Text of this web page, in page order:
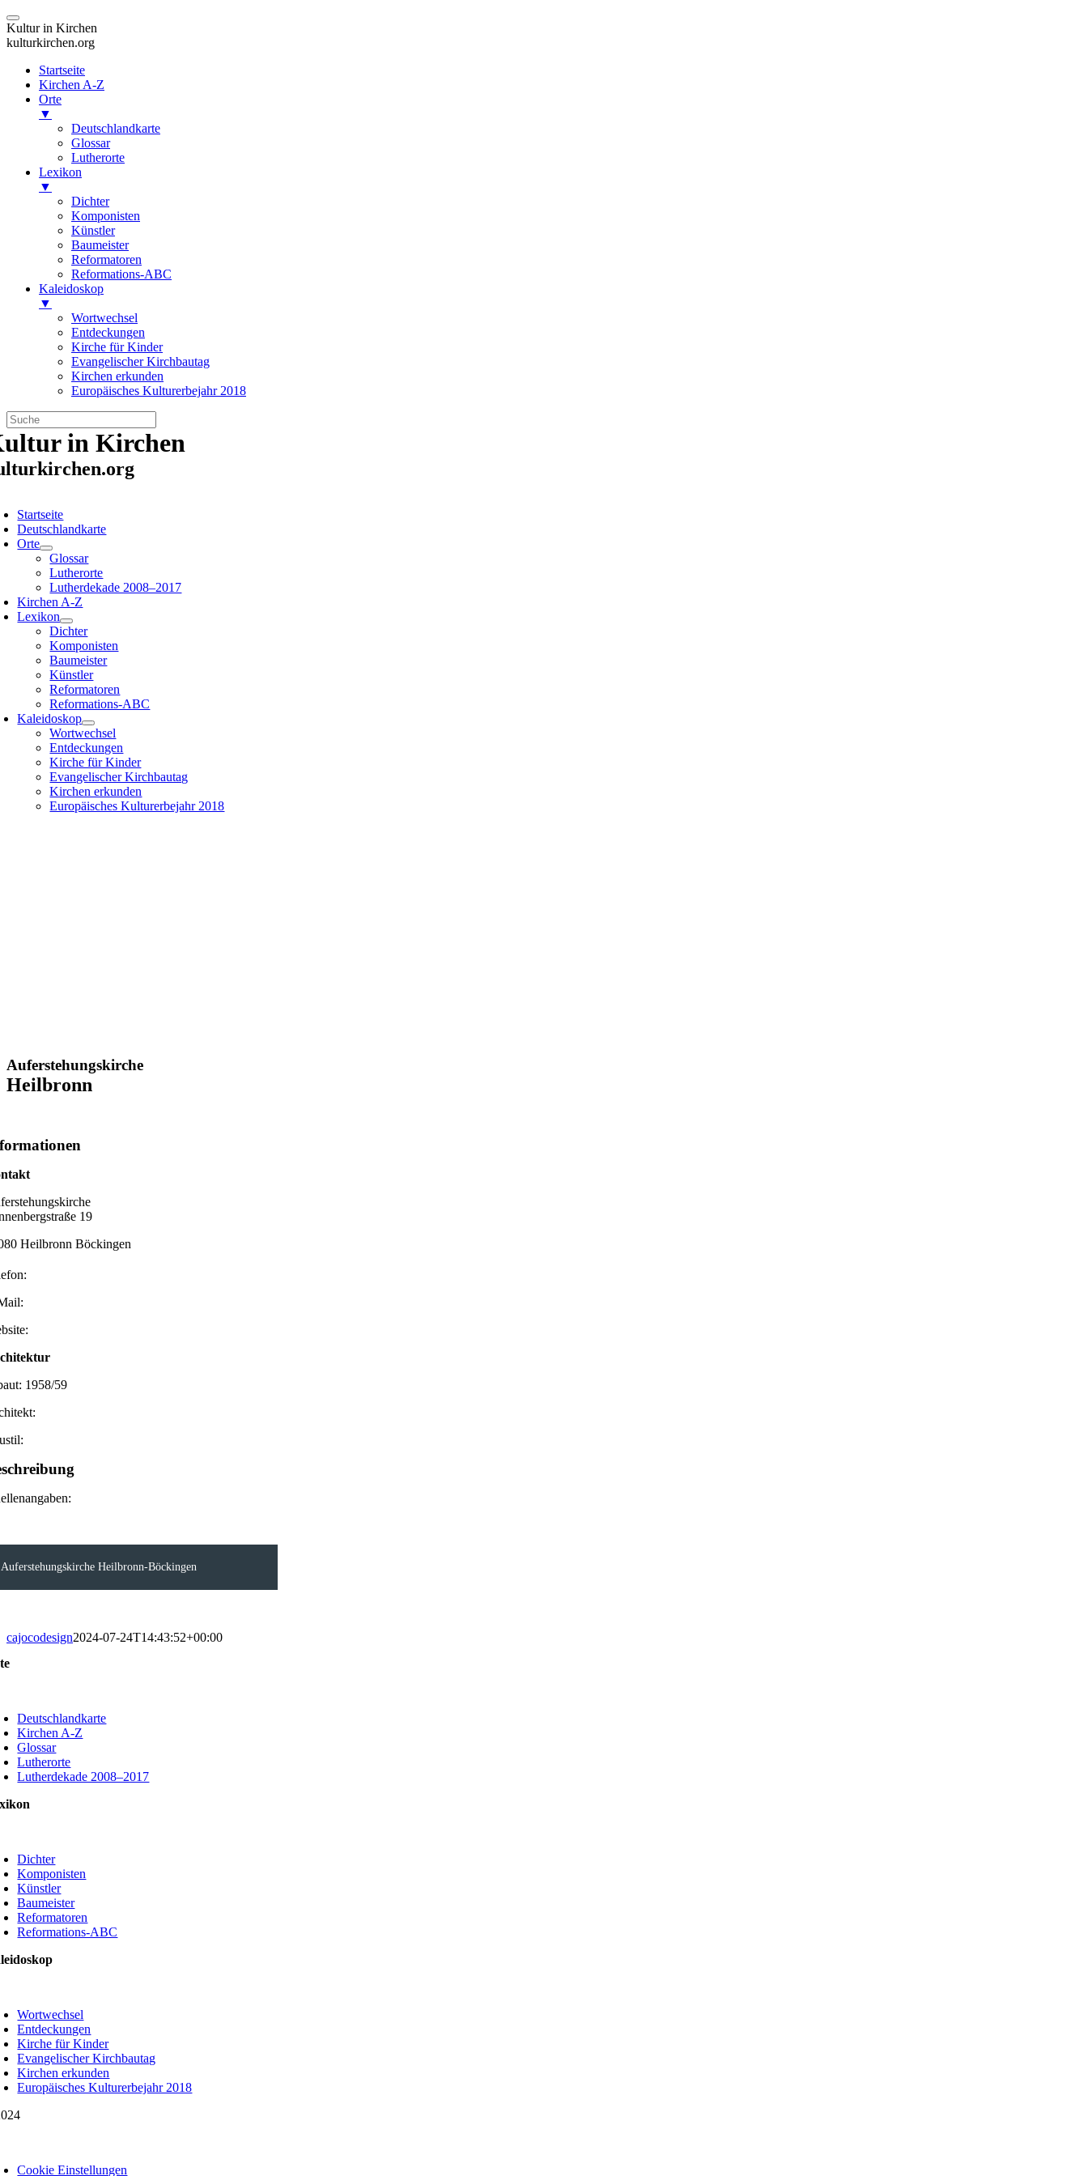
Kultur in Kirchen
kulturkirchen.org
Startseite
Kirchen A-Z
Orte
▼
Deutschlandkarte
Glossar
Lutherorte
Lexikon
▼
Dichter
Komponisten
Künstler
Baumeister
Reformatoren
Reformations-ABC
Kaleidoskop
▼
Wortwechsel
Entdeckungen
Kirche für Kinder
Evangelischer Kirchbautag
Kirchen erkunden
Europäisches Kulturerbejahr 2018
Zum
Inhalt
springen
in Kirchen
Startseite
Deutschlandkarte
Orte
Glossar
Lutherorte
Lutherdekade 2008–2017
Kirchen A-Z
Lexikon
Dichter
Komponisten
Baumeister
Künstler
Reformatoren
Reformations-ABC
Kaleidoskop
Wortwechsel
Entdeckungen
Kirche für Kinder
Evangelischer Kirchbautag
Kirchen erkunden
Europäisches Kulturerbejahr 2018
Auferstehungskirche
Heilbronn
19
Heilbronn Böckingen
1958/59
Auferstehungskirche Heilbronn-Böckingen
cajocodesign2024-07-24T14:43:52+00:00
Deutschlandkarte
Kirchen A-Z
Glossar
Lutherorte
Lutherdekade 2008–2017
Dichter
Komponisten
Künstler
Baumeister
Reformatoren
Reformations-ABC
Wortwechsel
Entdeckungen
Kirche für Kinder
Evangelischer Kirchbautag
Kirchen erkunden
Europäisches Kulturerbejahr 2018
Cookie Einstellungen